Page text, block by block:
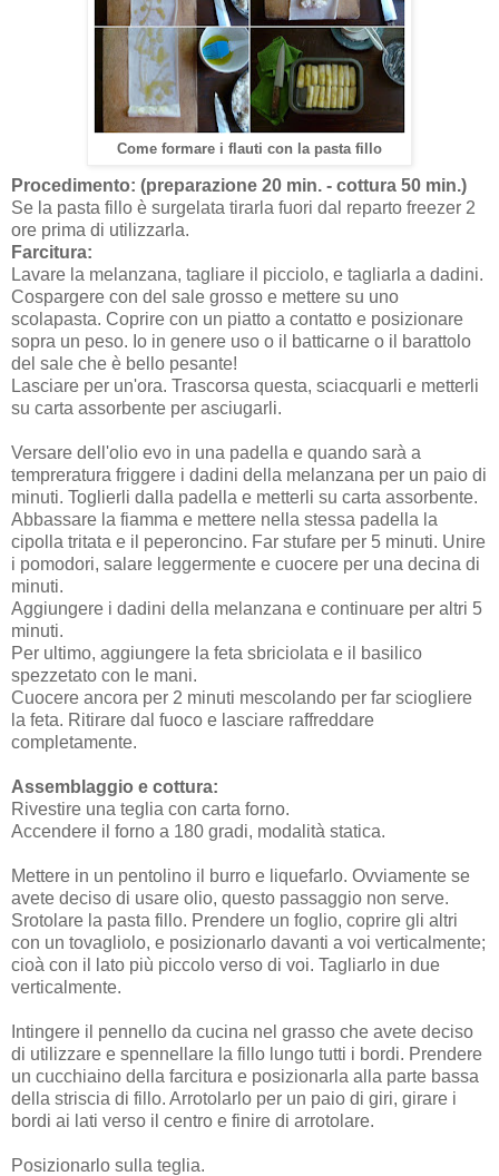
Come formare i flauti con la pasta fillo
Procedimento: (preparazione 20 min. - cottura 50 min.)
Se la pasta fillo è surgelata tirarla fuori dal reparto freezer 2
ore prima di utilizzarla.
Farcitura:
Lavare la melanzana, tagliare il picciolo, e tagliarla a dadini.
Cospargere con del sale grosso e mettere su uno
scolapasta. Coprire con un piatto a contatto e posizionare
sopra un peso. Io in genere uso o il batticarne o il barattolo
del sale che è bello pesante!
Lasciare per un'ora. Trascorsa questa, sciacquarli e metterli
su carta assorbente per asciugarli.
Versare dell'olio evo in una padella e quando sarà a
tempreratura friggere i dadini della melanzana per un paio di
minuti. Toglierli dalla padella e metterli su carta assorbente.
Abbassare la fiamma e mettere nella stessa padella la
cipolla tritata e il peperoncino. Far stufare per 5 minuti. Unire
i pomodori, salare leggermente e cuocere per una decina di
minuti.
Aggiungere i dadini della melanzana e continuare per altri 5
minuti.
Per ultimo, aggiungere la feta sbriciolata e il basilico
spezzetato con le mani.
Cuocere ancora per 2 minuti mescolando per far sciogliere
la feta. Ritirare dal fuoco e lasciare raffreddare
completamente.
Assemblaggio e cottura:
Rivestire una teglia con carta forno.
Accendere il forno a 180 gradi, modalità statica.
Mettere in un pentolino il burro e liquefarlo. Ovviamente se
avete deciso di usare olio, questo passaggio non serve.
Srotolare la pasta fillo. Prendere un foglio, coprire gli altri
con un tovagliolo, e posizionarlo davanti a voi verticalmente;
cioà con il lato più piccolo verso di voi. Tagliarlo in due
verticalmente.
Intingere il pennello da cucina nel grasso che avete deciso
di utilizzare e spennellare la fillo lungo tutti i bordi. Prendere
un cucchiaino della farcitura e posizionarla alla parte bassa
della striscia di fillo. Arrotolarlo per un paio di giri, girare i
bordi ai lati verso il centro e finire di arrotolare.
Posizionarlo sulla teglia.